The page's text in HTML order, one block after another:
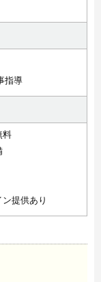
指導
料
提供あり